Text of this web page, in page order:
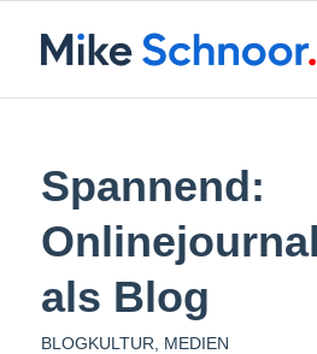
Spannend:
als Blog
BLOGKULTUR MEDIEN